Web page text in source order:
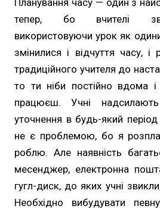
Планування часу — один з
тепер, бо вчителі
використовуючи урок як
змінилися і відчуття часу,
традиційного учителя до
то ти ніби постійно вдома і
працюєш. Учні
уточнення в будь-який
не є проблемою, бо я
роблю. Але наявність
месенджер, електронна
гугл-диск, до яких учні
Необхідно вибудувати